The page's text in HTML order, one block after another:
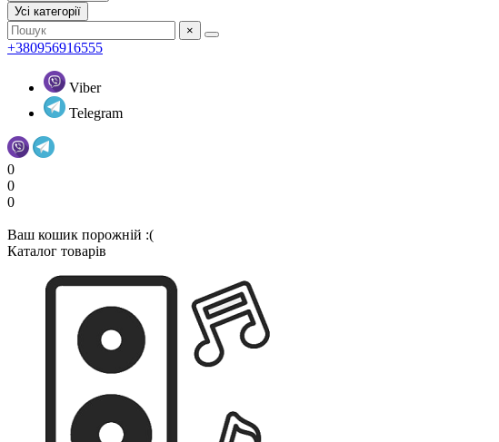
Усi категорії
×
+380956916555
Viber
Telegram
0
0
0
Ваш кошик порожній :(
Каталог товарів